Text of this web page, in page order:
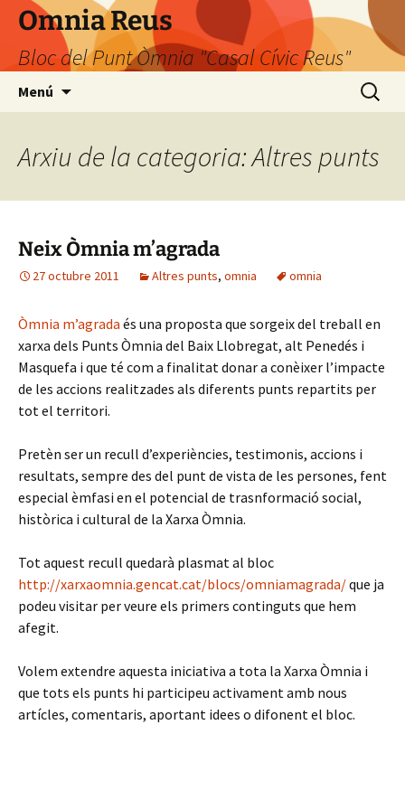
Omnia Reus
Bloc del Punt Òmnia "Casal Cívic Reus"
Menú Cerca:
Arxiu de la categoria: Altres punts
Neix Òmnia m’agrada
27 octubre 2011 Altres punts, omnia omnia
Òmnia m’agrada és una proposta que sorgeix del treball en
xarxa dels Punts Òmnia del Baix Llobregat, alt Penedés i
Masquefa i que té com a finalitat donar a conèixer l’impacte
de les accions realitzades als diferents punts repartits per
tot el territori.
Pretèn ser un recull d’experiències, testimonis, accions i
resultats, sempre des del punt de vista de les persones, fent
especial èmfasi en el potencial de trasnformació social,
històrica i cultural de la Xarxa Òmnia.
Tot aquest recull quedarà plasmat al bloc
http://xarxaomnia.gencat.cat/blocs/omniamagrada/que ja
podeu visitar per veure els primers continguts que hem
afegit.
Volem extendre aquesta iniciativa a tota la Xarxa Òmnia i
que tots els punts hi participeu activament amb nous
artícles, comentaris, aportant idees o difonent el bloc.